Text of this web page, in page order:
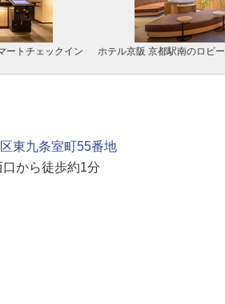
ートチェックイン
ホテル京阪 京都駅南のロビー
東九条室町55番地
から徒歩約1分